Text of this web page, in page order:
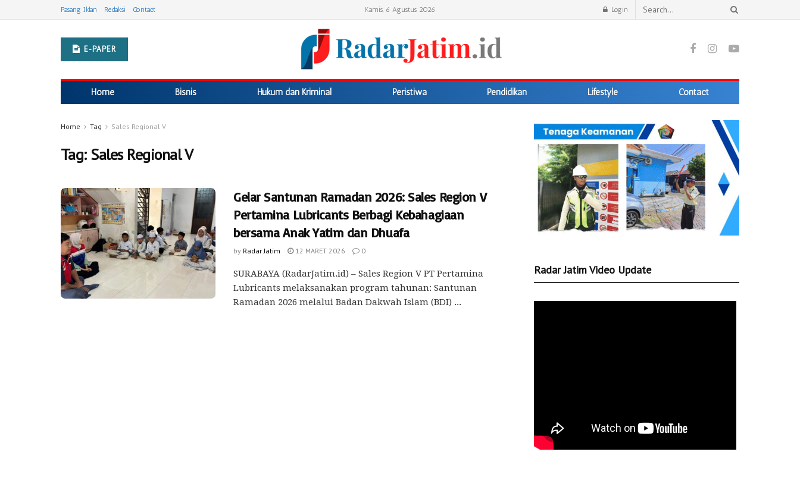
Pasang Iklan Redaksi Contact Kamis, 6 Agustus 2026 Login
E-PAPER
Home Bisnis Hukum dan Kriminal Peristiwa Pendidikan Lifestyle Contact
Home Tag Sales Regional V
Tag: Sales Regional V
Gelar Santunan Ramadan 2026: Sales Region V
Pertamina Lubricants Berbagi Kebahagiaan
bersama Anak Yatim dan Dhuafa
by Radar Jatim 12 MARET 2026 0
SURABAYA (RadarJatim.id) – Sales Region V PT Pertamina
Lubricants melaksanakan program tahunan: Santunan
Ramadan 2026 melalui Badan Dakwah Islam (BDI) ...
Radar Jatim Video Update